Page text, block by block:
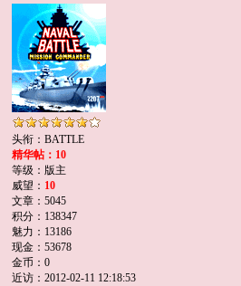
头衔：BATTLE
精华帖：10
等级：版主
威望： 10
文章：5045
积分：138347
魅力：13186
现金：53678
金币：0
近访：2012-02-11 12:18:53